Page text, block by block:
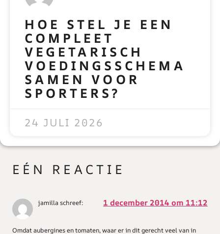
HOE STEL JE EEN
COMPLEET
VEGETARISCH
VOEDINGSSCHEMA
SAMEN VOOR
SPORTERS?
24 JULI 2026
EÉN REACTIE
jamilla schreef: 1 december 2014 om 11:12
Omdat aubergines en tomaten, waar er in dit gerecht veel van in